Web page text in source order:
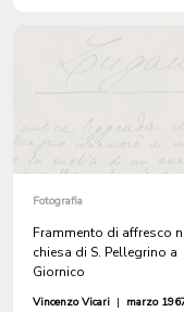
Fotografia
Frammento di affresco
chiesa di S. Pellegrino a
Giornico
Vincenzo Vicari | marzo